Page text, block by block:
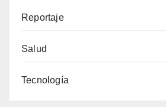
Reportaje
Salud
Tecnología